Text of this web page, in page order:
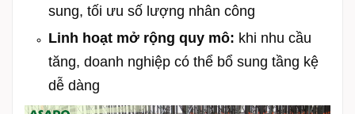
sung, tối ưu số lượng nhân công
Linh hoạt mở rộng quy mô: khi nhu cầu
tăng, doanh nghiệp có thể bổ sung tầng kệ
dễ dàng